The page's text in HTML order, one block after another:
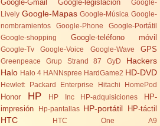
Google-Gmail Google-legislación
Google-
Lively Google-Mapas Google-Música Google-
nombramientos
Google-Phone
Google-Portátil
Google-shopping
Google-teléfono móvil
Google-Tv Google-Voice Google-Wave GPS
Greenpeace Grup Strand 87 GyD
Hackers
Halo Halo 4 HANNspree HardGame2 HD-DVD
Hewlett Packard Enterprise Hitachi HomePod
Honor HP HP Inc HP-adquisiciones
HP-
impresión
Hp-pantallas HP-portátil HP-táctil
HTC
HTC One A9